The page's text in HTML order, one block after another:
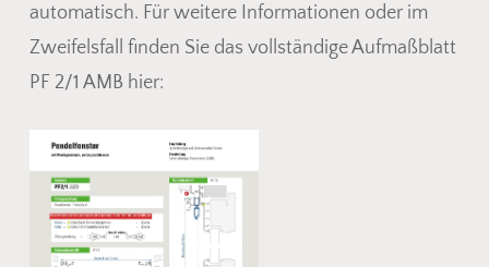
automatisch. Für weitere Informationen oder im
Zweifelsfall finden Sie das vollständige Aufmaßblatt
PF 2/1 AMB hier: